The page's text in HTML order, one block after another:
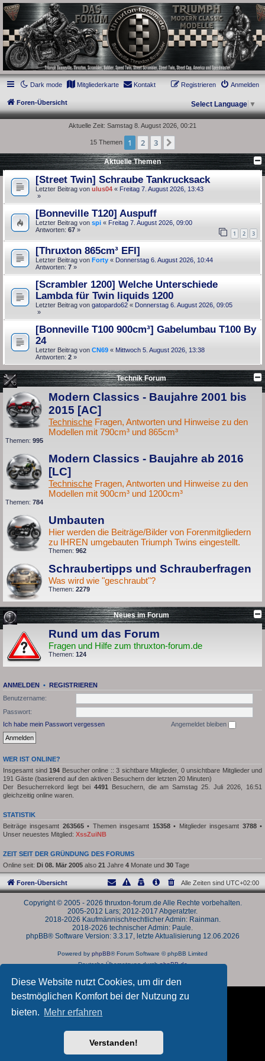
Diese Website nutzt Cookies, um dir den
bestmöglichen Komfort bei der Nutzung zu
bieten. Mehr erfahren
Verstanden!
thruxton-forum.de
DAS FORUM! Alles rund um die Triumph Modern Classic Modelle. Das Forum für
die New Bonneville Baureihen ab BJ 2001. Triumph Bonneville, Thruxton,
Scrambler, Bobber, Speed Twin, Street Scrambler, Street Twin, Street Cup, America
und Speedmaster.
Dark mode
Mitgliederkarte Kontakt Anmelden
Registrieren
Foren-Übersicht Select Language ▼
Aktuelle Zeit: Samstag 8. August 2026, 00:21
15 Themen 1 2 3
Aktuelle Themen
[Street Twin] Schraube Tankrucksack
Letzter Beitrag von ulus04 « Freitag 7. August 2026, 13:43
»
[Bonneville T120] Auspuff
Letzter Beitrag von spi « Freitag 7. August 2026, 09:00
Antworten: 67 1 2 3
»
[Thruxton 865cm³ EFI]
Letzter Beitrag von Forty « Donnerstag 6. August 2026, 10:44
Antworten: 7 »
[Scrambler 1200] Welche Unterschiede
Lambda für Twin liquids 1200
Letzter Beitrag von gatopardo62 « Donnerstag 6. August 2026, 09:05
»
[Bonneville T100 900cm³] Gabelumbau T100 By
24
Letzter Beitrag von CN69 « Mittwoch 5. August 2026, 13:38
Antworten: 2 »
Technik Forum
Modern Classics - Baujahre 2001 bis
2015 [AC]
Technische Fragen, Antworten und Hinweise zu den
Modellen mit 790cm³ und 865cm³
Themen: 995
Modern Classics - Baujahre ab 2016
[LC]
Technische Fragen, Antworten und Hinweise zu den
Modellen mit 900cm³ und 1200cm³
Themen: 784
Umbauten
Hier werden die Beiträge/Bilder von Forenmitgliedern
zu IHREN umgebauten Triumph Twins eingestellt.
Themen: 962
Schraubertipps und Schrauberfragen
Was wird wie "geschraubt"?
Themen: 2279
Neues im Forum
Rund um das Forum
Fragen und Hilfe zum thruxton-forum.de
Themen: 124
ANMELDEN • REGISTRIEREN
Benutzername:
Passwort:
Ich habe mein Passwort vergessen
Angemeldet bleiben
WER IST ONLINE?
Insgesamt sind 194 Besucher online :: 3 sichtbare Mitglieder, 0 unsichtbare Mitglieder und
191 Gäste (basierend auf den aktiven Besuchern der letzten 20 Minuten)
Der Besucherrekord liegt bei 4491 Besuchern, die am Samstag 25. Juli 2026, 16:51
gleichzeitig online waren.
STATISTIK
Beiträge insgesamt 263565• Themen insgesamt 15358• Mitglieder insgesamt 3788•
Unser neuestes Mitglied: XssZuiNB
ZEIT SEIT DER GRÜNDUNG DES FORUMS
Online seit: Di 08. Mär 2005 also 21 Jahre 4 Monate und 30 Tage
Foren-Übersicht Alle Zeiten sind UTC+02:00
Copyright © 2005 - 2026 thruxton-forum.de Alle Rechte vorbehalten.
2005-2012 Lars; 2012-2017 Abgeratzter.
2018-2026 Kaufmännisch/rechtlicher Admin: Rainman.
2018-2026 technischer Admin: Paule.
phpBB® Software Version: 3.3.17, letzte Aktualisierung 12.06.2026
Powered by phpBB® Forum Software © phpBB Limited
Deutsche Übersetzung durchphpBB.de